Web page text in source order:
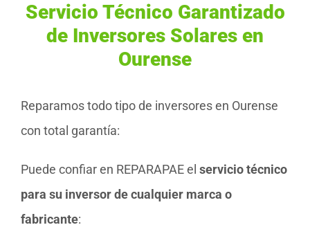
Servicio Técnico Garantizado
de Inversores Solares en
Ourense
Reparamos todo tipo de inversores en Ourense
con total garantía:
Puede confiar en REPARAPAE el servicio técnico
para su inversor de cualquier marca o
fabricante: